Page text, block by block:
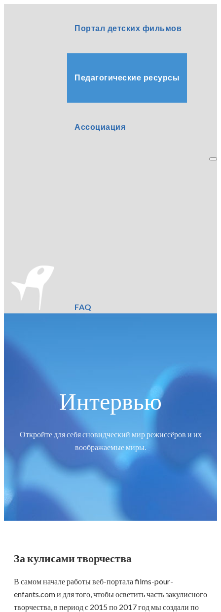
Портал детских фильмов
Педагогические ресурсы
Ассоциация
FAQ
Интервью
Откройте для себя сновидческий мир режиссёров и их
воображаемые миры.
За кулисами творчества
В самом начале работы веб-портала films-pour-
enfants.com и для того, чтобы осветить часть закулисного
творчества, в период с 2015 по 2017 год мы создали по